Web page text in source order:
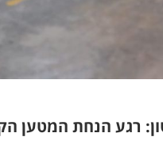
רגע הנחת המטען